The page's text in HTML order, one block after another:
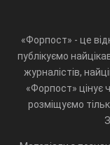
«Форпост» - це
публікуємо
журналістів,
«Форпост» цінує
розміщуємо